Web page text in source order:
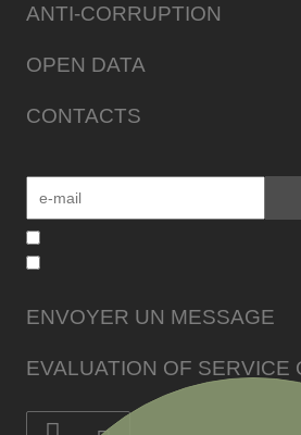
ANTI-CORRUPTION
OPEN DATA
CONTACTS
ENVOYER UN MESSAGE
EVALUATION OF SERVICE